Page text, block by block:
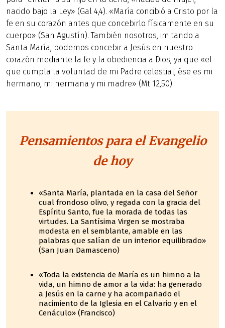
nacido bajo la Ley» (Gal 4,4). «María concibió a Cristo por la
fe en su corazón antes que concebirlo físicamente en su
cuerpo» (San Agustín). También nosotros, imitando a
Santa María, podemos concebir a Jesús en nuestro
corazón mediante la fe y la obediencia a Dios, ya que «el
que cumpla la voluntad de mi Padre celestial, ése es mi
hermano, mi hermana y mi madre» (Mt 12,50).
Pensamientos para el Evangelio
de hoy
«Santa María, plantada en la casa del Señor
cual frondoso olivo, y regada con la gracia del
Espíritu Santo, fue la morada de todas las
virtudes. La Santísima Virgen se mostraba
modesta en el semblante, amable en las
palabras que salían de un interior equilibrado»
(San Juan Damasceno)
«Toda la existencia de María es un himno a la
vida, un himno de amor a la vida: ha generado
a Jesús en la carne y ha acompañado el
nacimiento de la Iglesia en el Calvario y en el
Cenáculo» (Francisco)